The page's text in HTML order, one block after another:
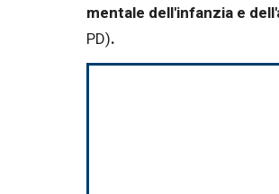
mentale dell'infanzia e
PD).